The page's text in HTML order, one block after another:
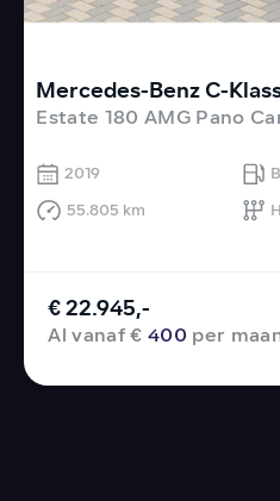
Mercedes-Benz C-
Estate 180 AMG Pano
2019
55.805 km
€ 22.945,-
Al vanaf €400 per